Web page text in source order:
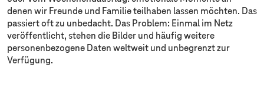
denen wir Freunde und Familie teilhaben lassen möchten. Das
passiert oft zu unbedacht. Das Problem: Einmal im Netz
veröffentlicht, stehen die Bilder und häufig weitere
personenbezogene Daten weltweit und unbegrenzt zur
Verfügung.